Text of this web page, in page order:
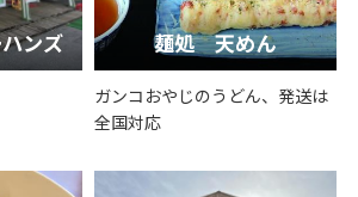
ンズ 麺処 天めん
ガンコおやじのうどん、発送は
全国対応